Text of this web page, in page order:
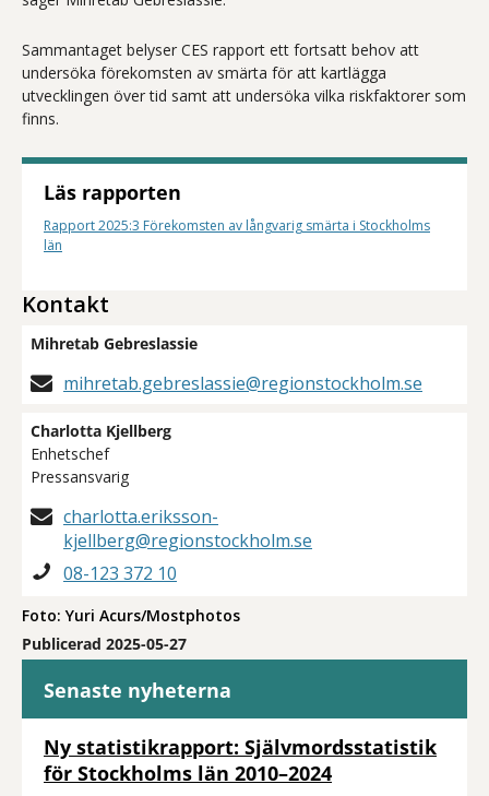
Sammantaget belyser CES rapport ett fortsatt behov att
undersöka förekomsten av smärta för att kartlägga
utvecklingen över tid samt att undersöka vilka riskfaktorer som
finns.
Läs rapporten
Rapport 2025:3 Förekomsten av långvarig smärta i Stockholms
län
Kontakt
Mihretab Gebreslassie
mihretab.gebreslassie@regionstockholm.se
Charlotta Kjellberg
Enhetschef
Pressansvarig
charlotta.eriksson-
kjellberg@regionstockholm.se
08-123 372 10
Foto: Yuri Acurs/Mostphotos
Publicerad 2025-05-27
Senaste nyheterna
Ny statistikrapport: Självmordsstatistik
för Stockholms län 2010–2024